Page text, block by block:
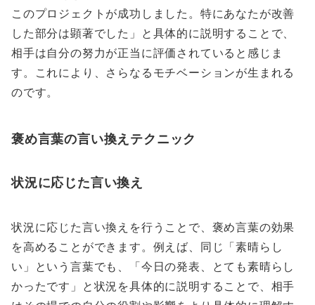
このプロジェクトが成功しました。特にあなたが改善
した部分は顕著でした」と具体的に説明することで、
相手は自分の努力が正当に評価されていると感じま
す。これにより、さらなるモチベーションが生まれる
のです。
褒め言葉の言い換えテクニック
状況に応じた言い換え
状況に応じた言い換えを行うことで、褒め言葉の効果
を高めることができます。例えば、同じ「素晴らし
い」という言葉でも、「今日の発表、とても素晴らし
かったです」と状況を具体的に説明することで、相手